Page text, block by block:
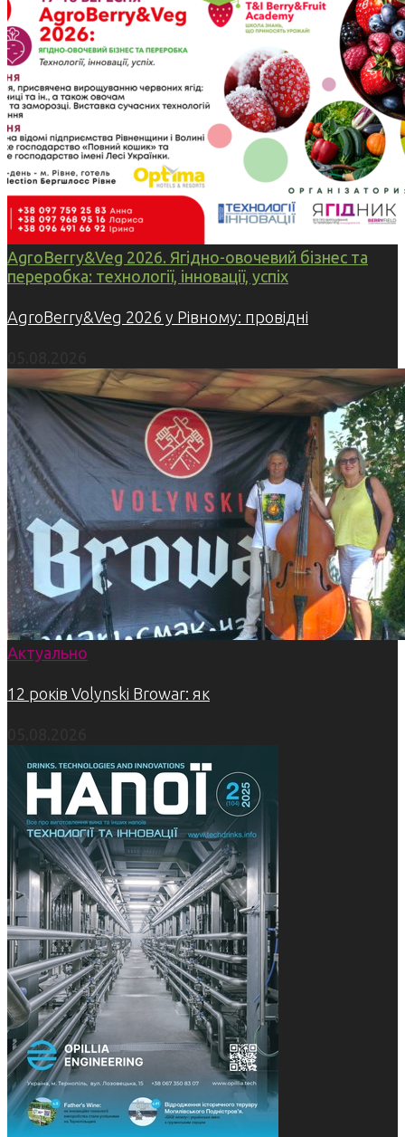
AgroBerry&Veg 2026. Ягідно-овочевий бізнес та
переробка: технології, інновації, успіх
AgroBerry&Veg 2026 у Рівному: провідні
Актуально
12 років Volynski Browar: як